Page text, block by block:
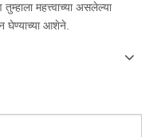
महत्त्वाच्या असलेल्या
घेण्याच्या आशेने.